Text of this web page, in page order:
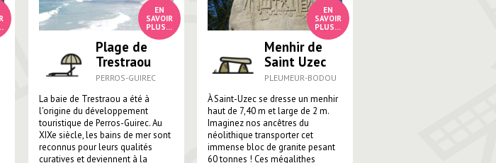
Plage de
Trestraou
PERROS-GUIREC
La baie de Trestraou a été à
l'origine du développement
touristique de Perros-Guirec. Au
XIXe siècle, les bains de mer sont
reconnus pour leurs qualités
curatives et deviennent à la
Menhir de
Saint Uzec
PLEUMEUR-BODOU
À Saint-Uzec se dresse un menhir
haut de 7,40 m et large de 2 m.
Imaginez nos ancêtres du
néolithique transporter cet
immense bloc de granite pesant
60 tonnes ! Ces mégalithes